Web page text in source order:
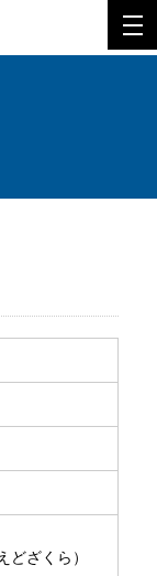
どざくら）